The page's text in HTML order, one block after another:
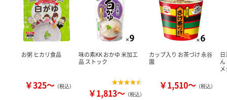
お粥 ヒカリ食品
￥325～ （税込）
味の素KK おかゆ 米加工
品 ストック
￥1,813～ （税込）
カップ入り お茶づけ 永谷
園
￥1,510～ （税込）